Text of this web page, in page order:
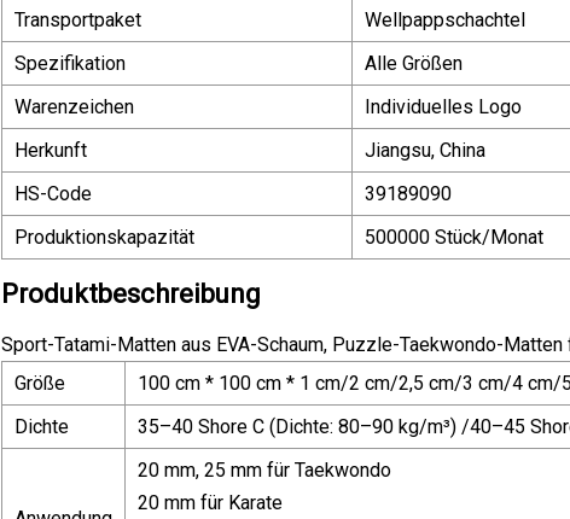
Transportpaket
Wellpappschachtel
Spezifikation
Alle Größen
Warenzeichen
Individuelles Logo
Herkunft
Jiangsu, China
HS-Code
39189090
Produktionskapazität
500000 Stück/Monat
Produktbeschreibung
Sport-Tatami-Matten aus EVA-Schaum, Puzzle-Taekwondo-
Größe
100 cm * 100 cm * 1 cm/2 cm/2,5 cm/3 cm/4 cm/
Dichte
35–40 Shore C (Dichte: 80–90 kg/m³) /40–45
20 mm, 25 mm für Taekwondo
20 mm für Karate